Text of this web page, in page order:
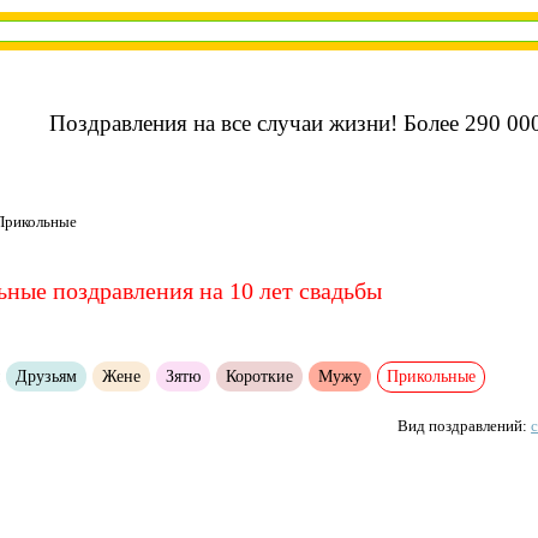
Поздравления на все случаи жизни! Более 290
поздравления на 10 лет свадьбы
Друзьям Жене Зятю Короткие Мужу Прикольные
Вид поздравлений: